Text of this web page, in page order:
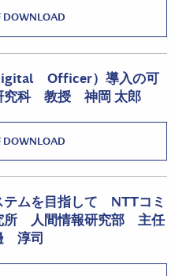
DOWNLOAD
Officer）導入の可
究科 教授 神岡 太郎
DOWNLOAD
テムを目指して NTTコミ
所 人間情報研究部 主任
淳司